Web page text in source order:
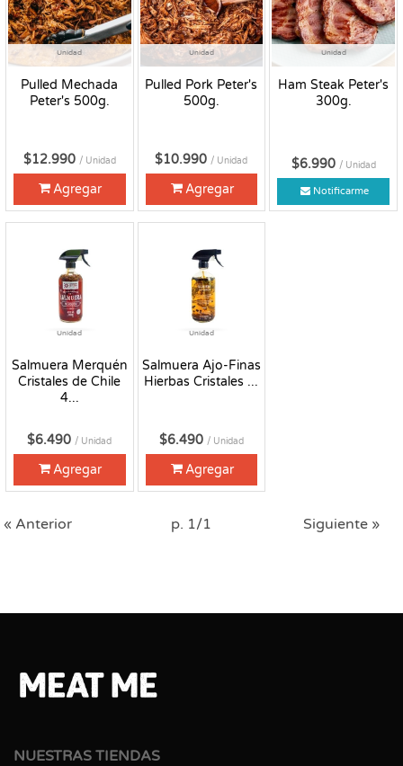
Unidad
Pulled Mechada
Peter's 500g.
$12.990 / Unidad
Agregar
Unidad
Pulled Pork Peter's
500g.
$10.990 / Unidad
Agregar
Unidad
Ham Steak Peter's
300g.
$6.990 / Unidad
Notificarme
Unidad
Salmuera Merquén
Cristales de Chile
4...
$6.490 / Unidad
Agregar
Unidad
Salmuera Ajo-Finas
Hierbas Cristales ...
$6.490 / Unidad
Agregar
« Anterior p. 1/1 Siguiente »
NUESTRAS TIENDAS